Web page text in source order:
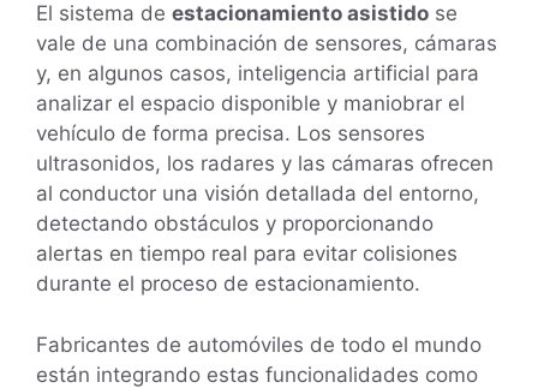
El sistema de estacionamiento asistido se
vale de una combinación de sensores, cámaras
y, en algunos casos, inteligencia artificial para
analizar el espacio disponible y maniobrar el
vehículo de forma precisa. Los sensores
ultrasonidos, los radares y las cámaras ofrecen
al conductor una visión detallada del entorno,
detectando obstáculos y proporcionando
alertas en tiempo real para evitar colisiones
durante el proceso de estacionamiento.
Fabricantes de automóviles de todo el mundo
están integrando estas funcionalidades como